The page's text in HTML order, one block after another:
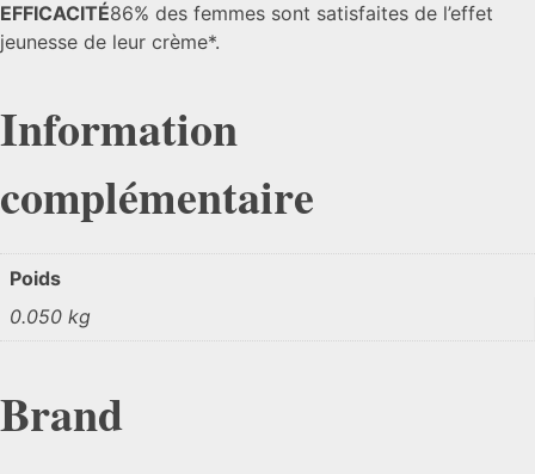
EFFICACITÉ86% des femmes sont satisfaites de l’effet
jeunesse de leur crème*.
Information
complémentaire
Poids
0.050 kg
Brand